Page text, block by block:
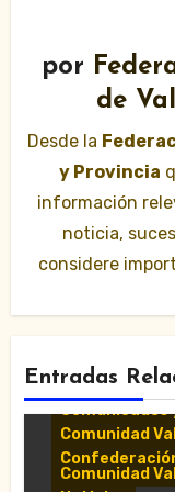
por
de
Desde la
y Provincia
información
noticia,
considere
Entradas
Comunicados
Comunidad
Comunidad